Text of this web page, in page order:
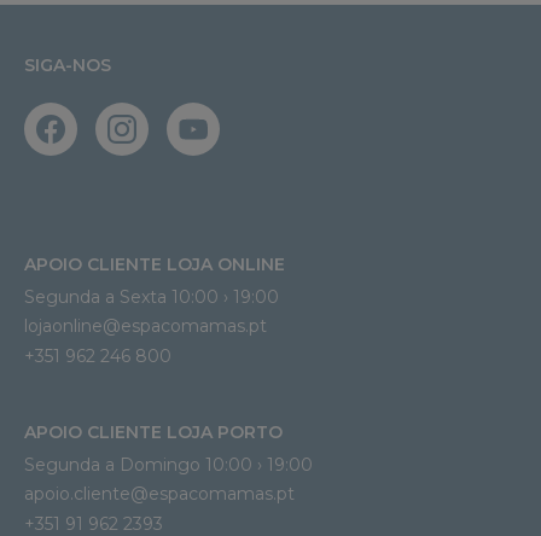
SIGA-NOS
APOIO CLIENTE LOJA ONLINE
Segunda a Sexta 10:00 › 19:00
lojaonline@espacomamas.pt
+351 962 246 800
APOIO CLIENTE LOJA PORTO
Segunda a Domingo 10:00 › 19:00
apoio.cliente@espacomamas.pt
+351 91 962 2393